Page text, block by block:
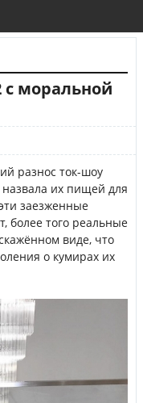
моральной
разнос ток-шоу
их пищей для
заезженные
более того реальные
виде, что
о кумирах их